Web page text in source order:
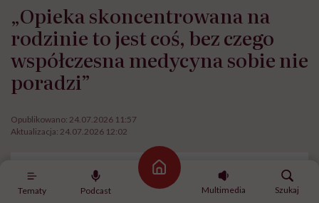
Tematy Podcast
Strona główna
Multimedia
Szukaj
„Opieka skoncentrowana na
rodzinie to jest coś, bez czego
współczesna medycyna sobie nie
poradzi”
Opublikowano: 24.07.2026 11:57
Aktualizacja: 24.07.2026 12:02